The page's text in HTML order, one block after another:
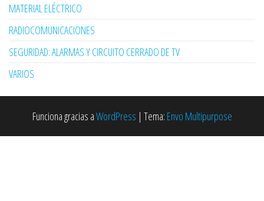
MATERIAL ELÉCTRICO
RADIOCOMUNICACIONES
SEGURIDAD: ALARMAS Y CIRCUITO CERRADO DE TV
VARIOS
Funciona gracias aWordPress | Tema: Envo Multipurpose